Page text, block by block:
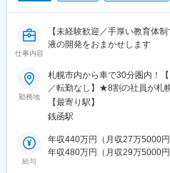
仕事内容
【未経験歓迎／手厚い教育体
液の開発をおまかせします
勤務地
札幌市内から車で30分圏内！
／転勤なし】★8割の社員が札
最寄り駅との送迎可能本社：
ス＞JR函館本線「銭函駅」「
駅」より車で20分と、小樽市
す。そのため、札幌方面からの
【最寄り駅】
銭函駅
給与
年収440万円（月収27万5000
年収480万円（月収29万5000